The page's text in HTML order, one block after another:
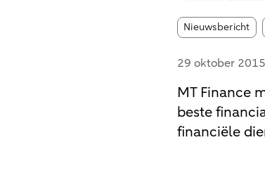
Nieuwsbericht
29 oktober 2015
MT Finance
beste
financiële